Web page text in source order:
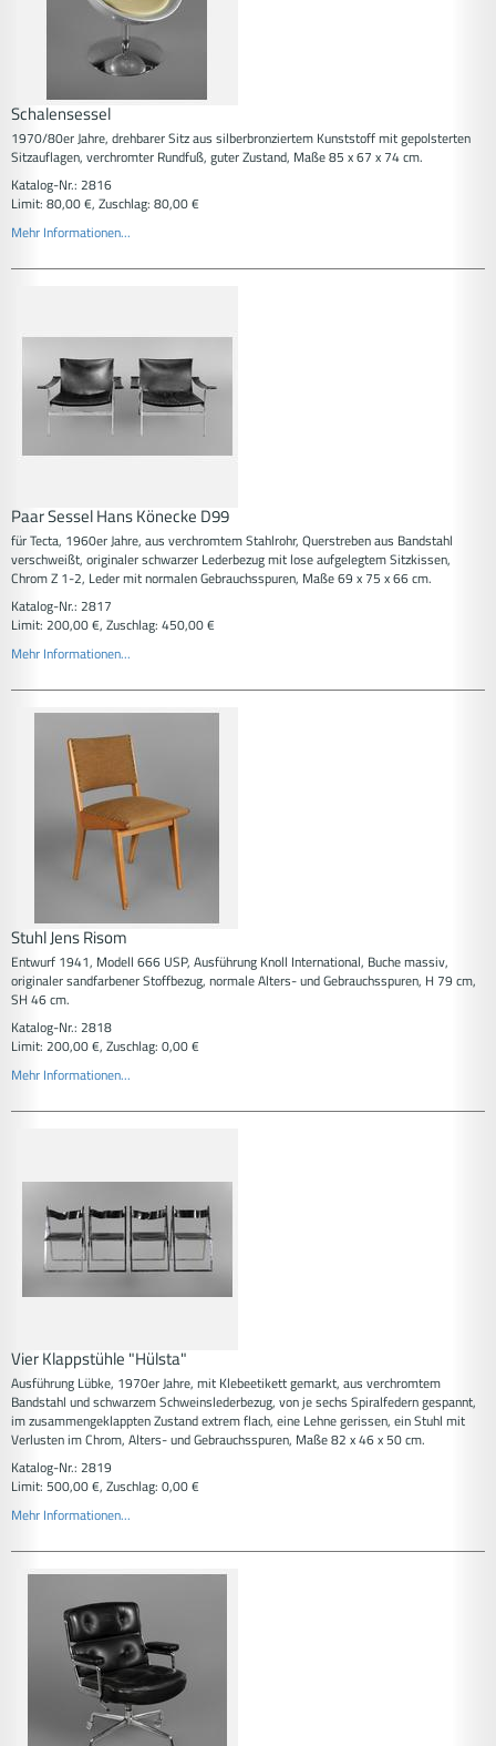
Schalensessel
1970/80er Jahre, drehbarer Sitz aus silberbronziertem Kunststoff mit gepolsterten
Sitzauflagen, verchromter Rundfuß, guter Zustand, Maße 85 x 67 x 74 cm.
Katalog-Nr.: 2816
Limit: 80,00 €, Zuschlag: 80,00 €
Mehr Informationen...
Paar Sessel Hans Könecke D99
für Tecta, 1960er Jahre, aus verchromtem Stahlrohr, Querstreben aus Bandstahl
verschweißt, originaler schwarzer Lederbezug mit lose aufgelegtem Sitzkissen,
Chrom Z 1-2, Leder mit normalen Gebrauchsspuren, Maße 69 x 75 x 66 cm.
Katalog-Nr.: 2817
Limit: 200,00 €, Zuschlag: 450,00 €
Mehr Informationen...
Stuhl Jens Risom
Entwurf 1941, Modell 666 USP, Ausführung Knoll International, Buche massiv,
originaler sandfarbener Stoffbezug, normale Alters- und Gebrauchsspuren, H 79 cm,
SH 46 cm.
Katalog-Nr.: 2818
Limit: 200,00 €, Zuschlag: 0,00 €
Mehr Informationen...
Vier Klappstühle "Hülsta"
Ausführung Lübke, 1970er Jahre, mit Klebeetikett gemarkt, aus verchromtem
Bandstahl und schwarzem Schweinslederbezug, von je sechs Spiralfedern gespannt,
im zusammengeklappten Zustand extrem flach, eine Lehne gerissen, ein Stuhl mit
Verlusten im Chrom, Alters- und Gebrauchsspuren, Maße 82 x 46 x 50 cm.
Katalog-Nr.: 2819
Limit: 500,00 €, Zuschlag: 0,00 €
Mehr Informationen...